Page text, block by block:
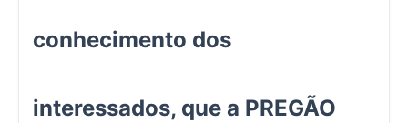
conhecimento dos
interessados, que a PREGÃO